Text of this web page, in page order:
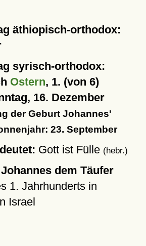
äthiopisch-orthodox:
syrisch-orthodox:
Ostern, 1. (von 6)
16. Dezember
der Geburt Johannes'
23. September
Gott ist Fülle (hebr.)
dem Täufer
1. Jahrhunderts in
Israel